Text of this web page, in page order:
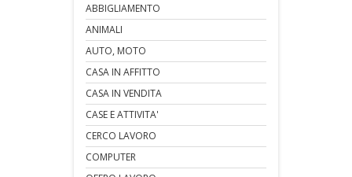
ABBIGLIAMENTO
ANIMALI
AUTO, MOTO
CASA IN AFFITTO
CASA IN VENDITA
CASE E ATTIVITA'
CERCO LAVORO
COMPUTER